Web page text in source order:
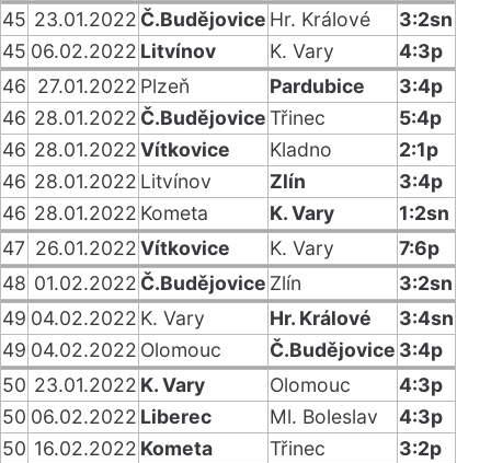
45 23.01.2022 Č.Budějovice Hr. Králové
3:2sn
45 06.02.2022 Litvínov K. Vary
4:3p
46 27.01.2022 Plzeň Pardubice
3:4p
46 28.01.2022 Č.BudějoviceTřinec
5:4p
46 28.01.2022Vítkovice Kladno
2:1p
46 28.01.2022 Litvínov Zlín
3:4p
46 28.01.2022 Kometa K. Vary
1:2sn
47 26.01.2022Vítkovice K. Vary
7:6p
48 01.02.2022 Č.Budějovice Zlín
3:2sn
49 04.02.2022 K. Vary Hr. Králové
3:4sn
49 04.02.2022 Olomouc Č.Budějovice 3:4p
50 23.01.2022 K. Vary Olomouc
4:3p
50 06.02.2022 Liberec Ml. Boleslav
4:3p
50 16.02.2022 Kometa Třinec
3:2p